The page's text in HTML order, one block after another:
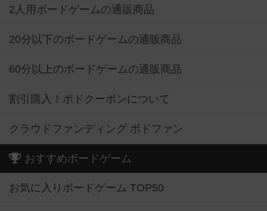
2人用ボードゲームの通販商品
20分以下のボードゲームの通販商品
60分以上のボードゲームの通販商品
割引購入！ボドクーポンについて
クラウドファンディング ボドファン
おすすめボードゲーム
お気に入りボードゲーム TOP50